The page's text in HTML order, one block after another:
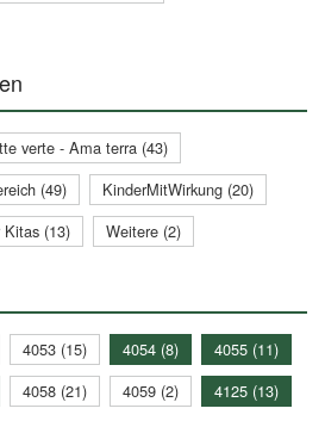
verte - Ama terra (43)
(49)
KinderMitWirkung (20)
Kitas (13)
Weitere (2)
4053 (15) 4054 (8)
4055 (11)
4058 (21) 4059 (2) 4125 (13)